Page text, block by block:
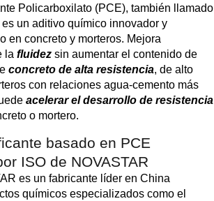
Policarboxilato (PCE), también llamado
un aditivo químico innovador y
en concreto y morteros. Mejora
la fluidez sin aumentar el contenido de
concreto de alta resistencia, de alto
con relaciones agua-cemento más
acelerar el desarrollo de resistencia
o mortero.
basado en PCE
ISO de NOVASTAR
es un fabricante líder en China
químicos especializados como el